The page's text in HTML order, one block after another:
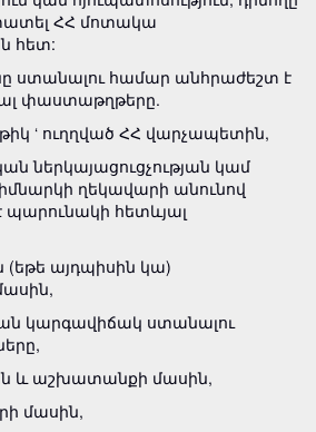
ՀՀ մոտակա
հետ:
ստանալու համար անհրաժեշտ է
փաստաթղթերը.
‘ ուղղված ՀՀ վարչապետին,
ներկայացուցչության կամ
ղեկավարի անունով
հետևյալ
այդպիսին կա)
կարգավիճակ ստանալու
և աշխատանքի մասին,
մասին,